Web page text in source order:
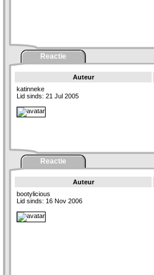
Reactie
Auteur
katinneke
Lid sinds: 21 Jul 2005
Reactie
Auteur
bootylicious
Lid sinds: 16 Nov 2006